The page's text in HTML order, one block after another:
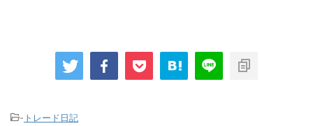
- トレード日記